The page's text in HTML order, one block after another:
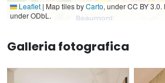
Leaflet | Map tiles byCarto, under CC BY
under ODbL.
Galleria fotografica